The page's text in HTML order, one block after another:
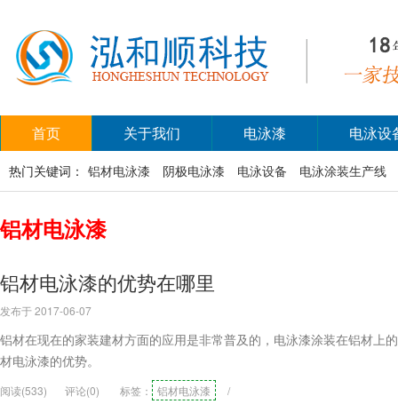
首页 关于我们 电泳漆 电泳设
热门关键词： 铝材电泳漆 阴极电泳漆 电泳设备 电泳涂装生产线
铝材电泳漆
铝材电泳漆的优势在哪里
发布于 2017-06-07
铝材在现在的家装建材方面的应用是非常普及的，电泳漆涂装在铝材上
材电泳漆的优势。
阅读(533) 评论(0) 标签： 铝材电泳漆 /